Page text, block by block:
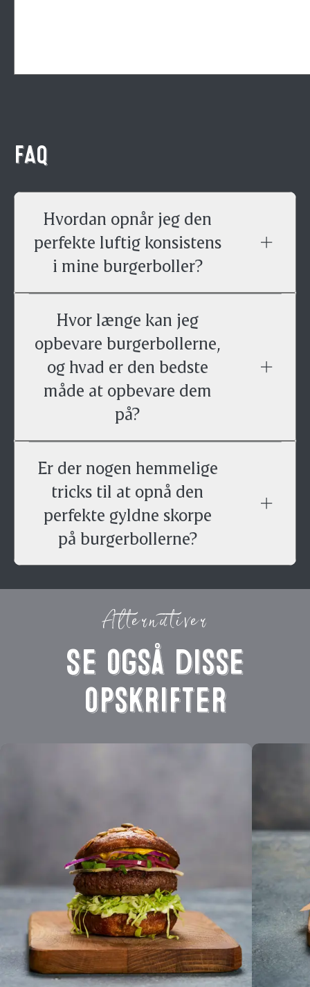
FAQ
Hvordan opnår jeg den
perfekte luftig konsistens
i mine burgerboller?
Hvor længe kan jeg
opbevare burgerbollerne,
og hvad er den bedste
måde at opbevare dem
på?
Er der nogen hemmelige
tricks til at opnå den
perfekte gyldne skorpe
på burgerbollerne?
Alternativer
Se også disse
opskrifter